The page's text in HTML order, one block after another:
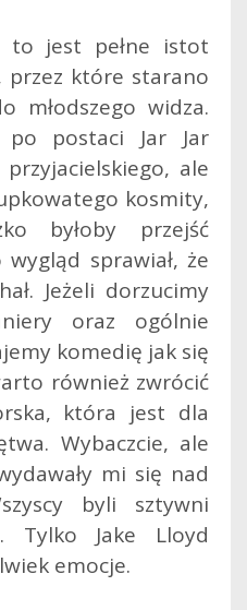
to jest pełne istot
przez które starano
młodszego widza.
postaci Jar Jar
ale
kosmity,
byłoby przejść
sprawiał, że
Jeżeli dorzucimy
oraz ogólnie
komedię jak się
również zwrócić
która jest dla
Wybaczcie, ale
mi się nad
byli sztywni
Tylko Jake Lloyd
emocje.